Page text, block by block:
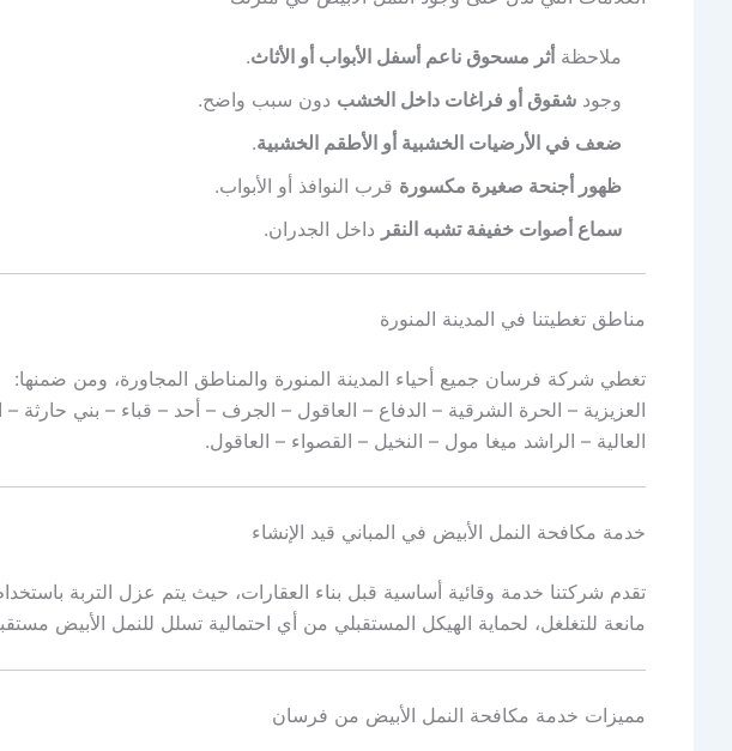
ملاحظة أثر مسحوق ناعم أسفل الأبواب أو الأثاث.
وجود شقوق أو فراغات داخل الخشب دون سبب واضح.
ضعف في الأرضيات الخشبية أو الأطقم الخشبية.
ظهور أجنحة صغيرة مكسورة قرب النوافذ أو الأبواب.
سماع أصوات خفيفة تشبه النقر داخل الجدران.
مناطق تغطيتنا في المدينة المنورة
تغطي شركة فرسان جميع أحياء المدينة المنورة والمناطق المجاورة، ومن ضمنها:
العزيزية – الحرة الشرقية – الدفاع – العاقول – الجرف – أحد – قباء – بني حارثة –
العالية – الراشد ميغا مول – النخيل – القصواء – العاقول.
خدمة مكافحة النمل الأبيض في المباني قيد الإنشاء
تقدم شركتنا خدمة وقائية أساسية قبل بناء العقارات، حيث يتم عزل التربة
مانعة للتغلغل، لحماية الهيكل المستقبلي من أي احتمالية تسلل للنمل الأبيض
مميزات خدمة مكافحة النمل الأبيض من فرسان